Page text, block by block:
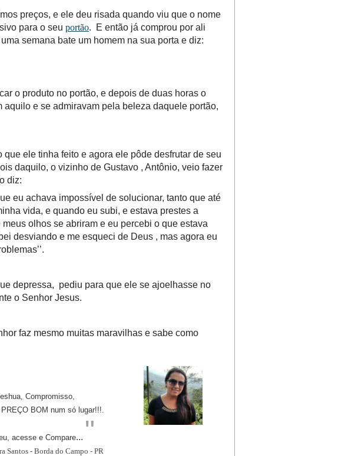
preços, e ele deu risada quando viu que o nome
para o seu portão. E então já comprou por ali
semana bate um homem na sua porta e diz:
o produto no portão, e depois de duas horas o
e se admiravam pela beleza daquele portão,
ele tinha feito e agora ele pôde desfrutar de seu
daquilo, o vizinho de Gustavo , Antônio, veio fazer
diz:
eu achava impossível de solucionar, tanto que até
vida, e quando eu subi, e estava prestes a
meus olhos se abriram e eu percebi o que estava
desviando e me esqueci de Deus , mas agora eu
depressa, pediu para que ele se ajoelhasse no
o Senhor Jesus.
faz mesmo muitas maravilhas e sabe como
Compromisso,
BOM num só lugar!!!.
acesse e Compare... "
Santos - Borda do Campo - PR